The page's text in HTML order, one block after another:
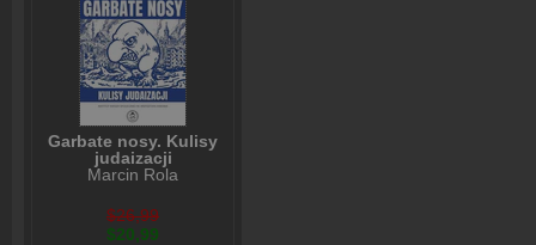
Garbate nosy. Kulisy
judaizacji
Marcin Rola
$26,99
$20,99